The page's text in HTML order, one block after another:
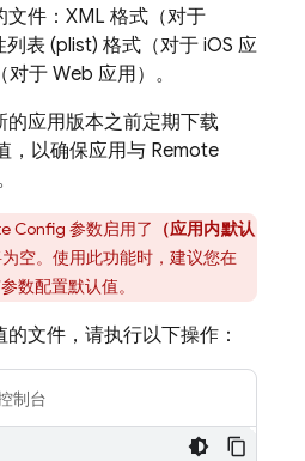
件：XML 格式（对于
表 (plist) 格式（对于 iOS 应
于 Web 应用）。
的应用版本之前定期下载
，以确保应用与 Remote
Config 参数启用了 （应用内默认
空。使用此功能时，建议您在
数配置默认值。
文件，请执行以下操作：
制台